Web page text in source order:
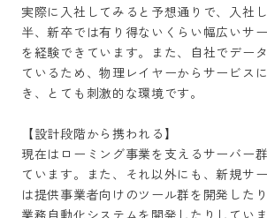
実際に入社してみると予想通りで、入社
半、新卒では有り得ないくらい幅広いサ
を経験できています。また、自社でデー
ているため、物理レイヤーからサービス
き、とても刺激的な環境です。
【設計段階から携われる】
現在はローミング事業を支えるサーバー
ています。また、それ以外にも、新規サ
は提供事業者向けのツール群を開発した
業務自動化システムを開発したりしてい